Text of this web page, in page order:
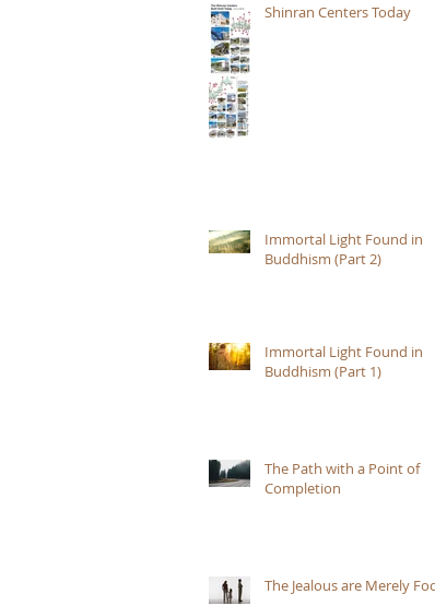
Shinran Centers Today
Immortal Light Found in
Buddhism (Part 2)
Immortal Light Found in
Buddhism (Part 1)
The Path with a Point of
Completion
The Jealous are Merely